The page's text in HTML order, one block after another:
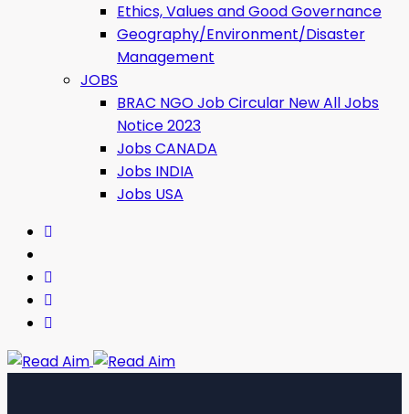
Ethics, Values ​​and Good Governance
Geography/Environment/Disaster
Management
JOBS
BRAC NGO Job Circular New All Jobs
Notice 2023
Jobs CANADA
Jobs INDIA
Jobs USA
Read Aim